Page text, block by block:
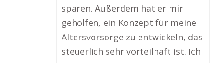
sparen. Außerdem hat er mir
geholfen, ein Konzept für meine
Altersvorsorge zu entwickeln, das
steuerlich sehr vorteilhaft ist. Ich